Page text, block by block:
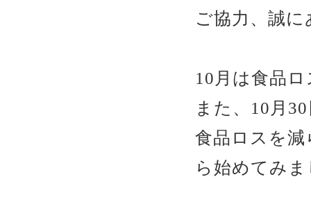
ご協力、誠
10月は食品
また、10月
食品ロスを
ら始めてみ